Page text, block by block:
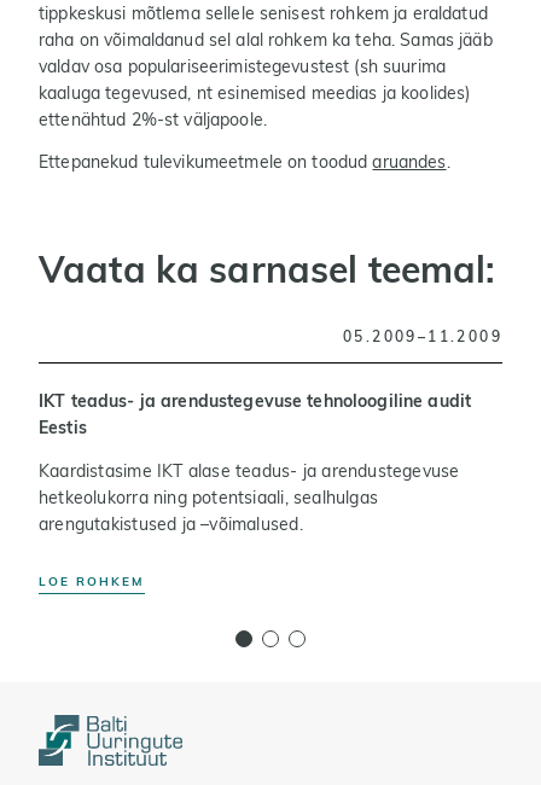
tippkeskusi mõtlema sellele senisest rohkem ja eraldatud
raha on võimaldanud sel alal rohkem ka teha. Samas jääb
valdav osa populariseerimistegevustest (sh suurima
kaaluga tegevused, nt esinemised meedias ja koolides)
ettenähtud 2%-st väljapoole.
Ettepanekud tulevikumeetmele on toodudaruandes.
Vaata ka sarnasel teemal:
05.2009–11.2009
IKT teadus- ja arendustegevuse tehnoloogiline audit
Eestis
Kaardistasime IKT alase teadus- ja arendustegevuse
hetkeolukorra ning potentsiaali, sealhulgas
arengutakistused ja –võimalused.
LOE ROHKEM